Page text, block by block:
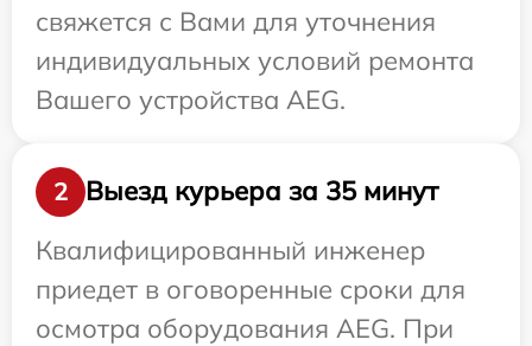
свяжется с Вами для уточнения
индивидуальных условий ремонта
Вашего устройства AEG.
2
Выезд курьера за 35 минут
Квалифицированный инженер
приедет в оговоренные сроки для
осмотра оборудования AEG. При